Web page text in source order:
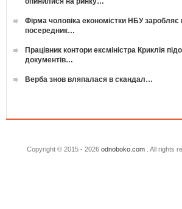
Фірма чоловіка економістки НБУ
посередник…
Працівник контори ексміністра Криклія
документів…
Верба знов вляпалася в скандал…
Copyright © 2015 - 2026 odnoboko.com. All rights